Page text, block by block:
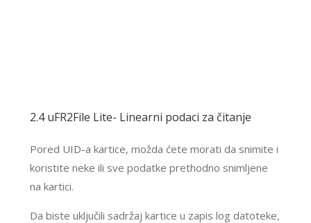
2.4 uFR2File Lite- Linearni podaci za čitanje
Pored UID-a kartice, možda ćete morati da snimite i
koristite neke ili sve podatke prethodno snimljene
na kartici.
Da biste uključili sadržaj kartice u zapis log datoteke,